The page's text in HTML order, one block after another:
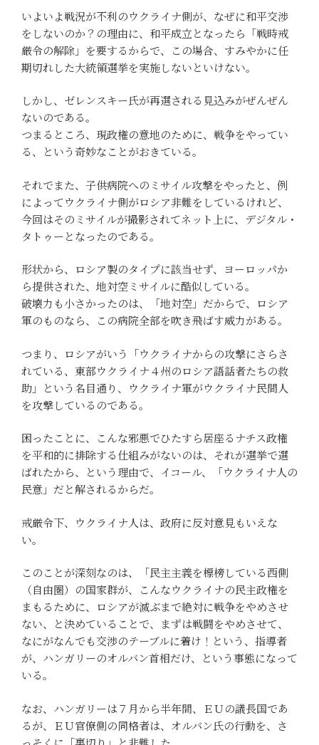
いよいよ戦況が不利のウクライナ側が、なぜに和平交渉
をしないのか？の理由に、和平成立となったら「戦時戒
厳令の解除」を要するからで、この場合、すみやかに任
期切れした大統領選挙を実施しないといけない。
しかし、ゼレンスキー氏が再選される見込みがぜんぜん
ないのである。
つまるところ、現政権の意地のために、戦争をやってい
る、という奇妙なことがおきている。
それでまた、子供病院へのミサイル攻撃をやったと、例
によってウクライナ側がロシア非難をしているけれど、
今回はそのミサイルが撮影されてネット上に、デジタル・
タトゥーとなったのである。
形状から、ロシア製のタイプに該当せず、ヨーロッパか
ら提供された、地対空ミサイルに酷似している。
破壊力も小さかったのは、「地対空」だからで、ロシア
軍のものなら、この病院全部を吹き飛ばす威力がある。
つまり、ロシアがいう「ウクライナからの攻撃にさらさ
れている、東部ウクライナ４州のロシア語話者たちの救
助」という名目通り、ウクライナ軍がウクライナ民間人
を攻撃しているのである。
困ったことに、こんな邪悪でひたすら居座るナチス政権
を平和的に排除する仕組みがないのは、それが選挙で選
ばれたから、という理由で、イコール、「ウクライナ人の
民意」だと解されるからだ。
戒厳令下、ウクライナ人は、政府に反対意見もいえな
い。
このことが深刻なのは、「民主主義を標榜している西側
（自由圏）の国家群が、こんなウクライナの民主政権を
まもるために、ロシアが滅ぶまで絶対に戦争をやめさせ
ない、と決めていることで、まずは戦闘をやめさせて、
なにがなんでも交渉のテーブルに着け！という、指導者
が、ハンガリーのオルバン首相だけ、という事態になって
いる。
なお、ハンガリーは７月から半年間、ＥＵの議長国であ
るが、ＥＵ官僚側の同格者は、オルバン氏の行動を、さ